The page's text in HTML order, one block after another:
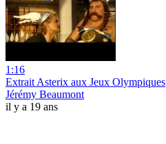
1:16
Extrait Asterix aux Jeux Olympiques
Jérémy Beaumont
il y a 19 ans